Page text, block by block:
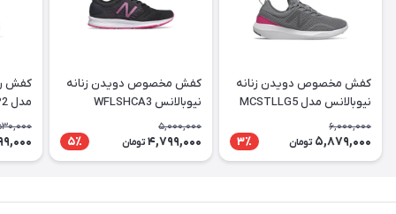
کفش مخصوص دویدن زنانه
نیوبالانس مدل MCSTLLG5
6,000,000
5,879,000 تومان 3٪
کفش مخصوص دویدن زنانه
نیوبالانس WFLSHCA3
5,000,000
4,799,000 تومان 5٪
کفش
مدل WKOZELP2